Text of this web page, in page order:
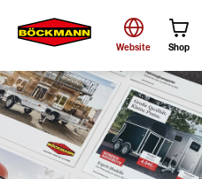
Zoek
Website Shop